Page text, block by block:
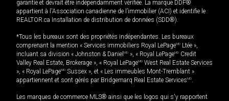
garantie et devrait être indépendamment vérifiée. La marque DDF®
appartient à l'Association canadienne de l’immobilier (ACI) et identifie le
REALTOR.ca Installation de distribution de données (SDD®).
*Tous les bureaux sont des propriétés indépendantes. Les bureaux
comprenant la mention « Services immobiliers Royal LePageMD Ltée »,
incluant sa division « Johnston & Daniel MD », « Royal LePageMD Credit
Valley Real Estate, Brokerage », « Royal LePageMD West Real Estate Services
», « Royal LePageMD Sussex », et « Les immeubles Mont-Tremblant »
appartiennent et sont gérés par Bridgemarq Real Estate ServicesMD.
Les marques de commerce MLS® ainsi que les logos qui s'y rapportent